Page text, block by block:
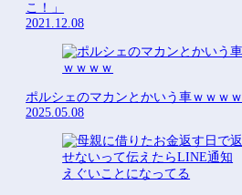
こ！」
2021.12.08
ポルシェのマカンとかいう車ｗｗｗｗ
2025.05.08